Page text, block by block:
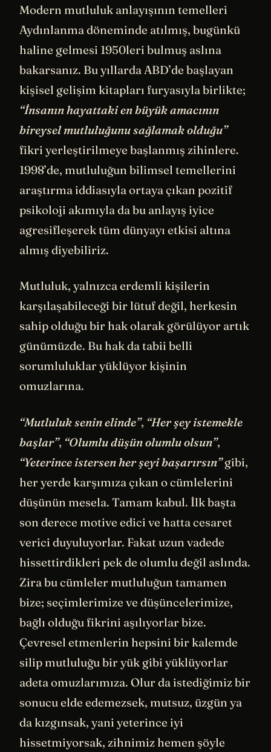
Modern mutluluk anlayışının temelleri
Aydınlanma döneminde atılmış, bugünkü
haline gelmesi 1950leri bulmuş aslına
bakarsanız. Bu yıllarda ABD’de başlayan
kişisel gelişim kitapları furyasıyla birlikte;
“İnsanın hayattaki en büyük amacının
bireysel mutluluğunu sağlamak olduğu”
fikri yerleştirilmeye başlanmış zihinlere.
1998’de, mutluluğun bilimsel temellerini
araştırma iddiasıyla ortaya çıkan pozitif
psikoloji akımıyla da bu anlayış iyice
agresifleşerek tüm dünyayı etkisi altına
almış diyebiliriz.
Mutluluk, yalnızca erdemli kişilerin
karşılaşabileceği bir lütuf değil, herkesin
sahip olduğu bir hak olarak görülüyor artık
günümüzde. Bu hak da tabii belli
sorumluluklar yüklüyor kişinin
omuzlarına.
“Mutluluk senin elinde”, “Her şey istemekle
başlar”, “Olumlu düşün olumlu olsun”,
“Yeterince istersen her şeyi başarırsın”gibi,
her yerde karşımıza çıkan o cümlelerini
düşünün mesela. Tamam kabul. İlk başta
son derece motive edici ve hatta cesaret
verici duyuluyorlar. Fakat uzun vadede
hissettirdikleri pek de olumlu değil aslında.
Zira bu cümleler mutluluğun tamamen
bize; seçimlerimize ve düşüncelerimize,
bağlı olduğu fikrini aşılıyorlar bize.
Çevresel etmenlerin hepsini bir kalemde
silip mutluluğu bir yük gibi yüklüyorlar
adeta omuzlarımıza. Olur da istediğimiz bir
sonucu elde edemezsek, mutsuz, üzgün ya
da kızgınsak, yani yeterince iyi
hissetmiyorsak, zihnimiz hemen şöyle